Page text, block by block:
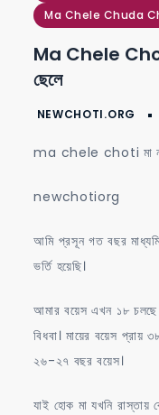
Ma Chele Chuda
Ma Chele Choti
ছেলে
ma chele choti মা
newchotiorg
আমি প্রসূন গত বছর
ভর্তি হয়েছি।
আমার বয়েস এখন ১৮
বিধবা। মায়ের বয়েস প্রায়
২৬-২৭ বছর বয়েস।
যাই হোক মা যখনি রাস্তায়